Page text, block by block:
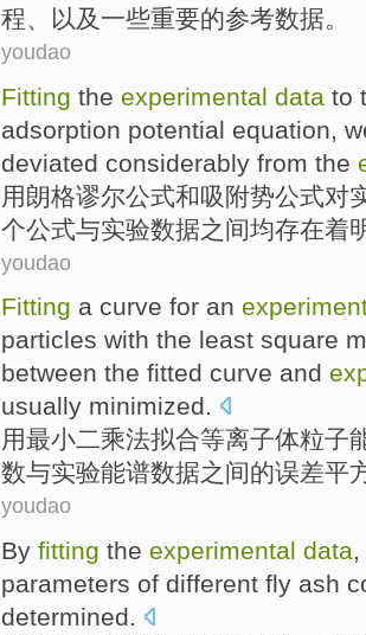
程、 以及 一些重要的参考数据。
youdao
Fitting the experimental data to
adsorption potential equation ,
deviated considerably from the
用朗格谬尔公式和吸附势公式对
个公式与实验数据之间均存在着
youdao
Fitting a curve for an
particles with the least square
between the fitted curve and
usually minimized.
用最小二乘法拟合等离子体粒子
数与实验能谱数据之间的误差平
youdao
By fitting the experimental data
parameters of different fly ash
determined.